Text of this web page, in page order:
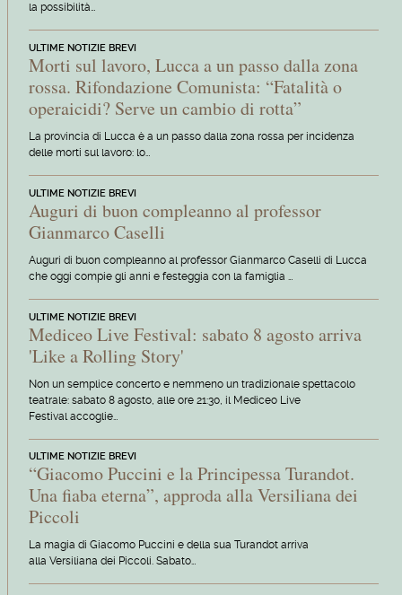
la possibilità…
ULTIME NOTIZIE BREVI
Morti sul lavoro, Lucca a un passo dalla zona
rossa. Rifondazione Comunista: “Fatalità o
operaicidi? Serve un cambio di rotta”
La provincia di Lucca è a un passo dalla zona rossa per incidenza
delle morti sul lavoro: lo…
ULTIME NOTIZIE BREVI
Auguri di buon compleanno al professor
Gianmarco Caselli
Auguri di buon compleanno al professor Gianmarco Caselli di Lucca
che oggi compie gli anni e festeggia con la famiglia …
ULTIME NOTIZIE BREVI
Mediceo Live Festival: sabato 8 agosto arriva
'Like a Rolling Story'
Non un semplice concerto e nemmeno un tradizionale spettacolo
teatrale: sabato 8 agosto, alle ore 21:30, il Mediceo Live
Festival accoglie…
ULTIME NOTIZIE BREVI
“Giacomo Puccini e la Principessa Turandot.
Una fiaba eterna”, approda alla Versiliana dei
Piccoli
La magia di Giacomo Puccini e della sua Turandot arriva
alla Versiliana dei Piccoli. Sabato…